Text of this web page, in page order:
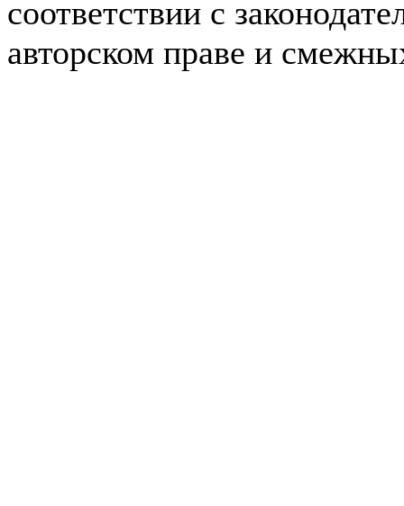
соответствии с
авторском праве и